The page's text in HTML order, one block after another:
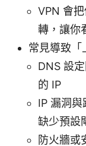
VPN 會
轉，讓你
常見導致「
DNS 設
的 IP
IP 漏洞與
缺少預設
防火牆或